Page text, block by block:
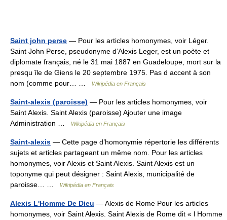
Saint john perse — Pour les articles homonymes, voir Léger.
Saint John Perse, pseudonyme d’Alexis Leger, est un poète et
diplomate français, né le 31 mai 1887 en Guadeloupe, mort sur la
presqu île de Giens le 20 septembre 1975. Pas d accent à son
nom (comme pour… …
Wikipédia en Français
Saint-alexis (paroisse) — Pour les articles homonymes, voir
Saint Alexis. Saint Alexis (paroisse) Ajouter une image
Administration …
Wikipédia en Français
Saint-alexis — Cette page d’homonymie répertorie les différents
sujets et articles partageant un même nom. Pour les articles
homonymes, voir Alexis et Saint Alexis. Saint Alexis est un
toponyme qui peut désigner : Saint Alexis, municipalité de
paroisse… …
Wikipédia en Français
Alexis L'Homme De Dieu — Alexis de Rome Pour les articles
homonymes, voir Saint Alexis. Saint Alexis de Rome dit « l Homme